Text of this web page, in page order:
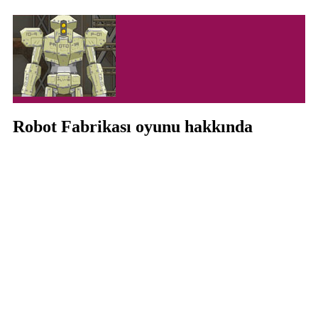
Robot Fabrikası oyunu hakkında